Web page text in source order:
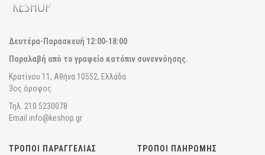
Δευτέρα-Παρασκευή 12:00-18:00
Παραλαβή από το γραφείο κατόπιν συνεννόησης.
Κρατίνου 11, Αθήνα 10552, Ελλάδα
3ος όροφος
Τηλ. 210 5230078
Email info@keshop.gr
ΤΡΟΠΟΙ ΠΑΡΑΓΓΕΛΙΑΣ ΤΡΟΠΟΙ ΠΛΗΡΩΜΗΣ